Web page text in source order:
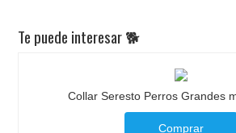
Te puede interesar 🐕
Collar Seresto Perros Grandes
Comprar